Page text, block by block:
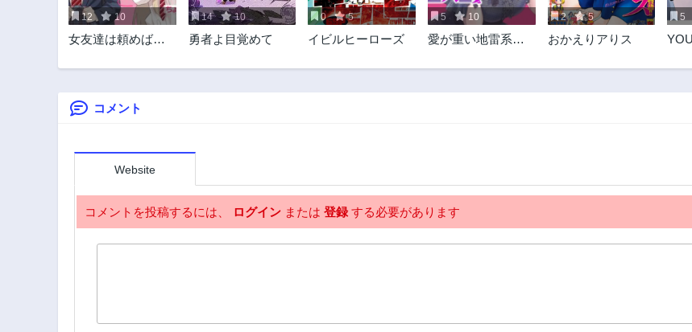
12 10
女友達は頼めば意
る
14 10
勇者よ目覚めて
0 5
イビルヒーローズ
5 10
愛が重い地雷系ヴ
2 5
おかえりアりス
5
コメント
Website
コメントを投稿するには、 ログイン または 登録する必要があります